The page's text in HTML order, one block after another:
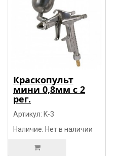
Краскопульт
мини 0,8мм с 2
рег.
Артикул: K-3
Наличие: Нет в наличии